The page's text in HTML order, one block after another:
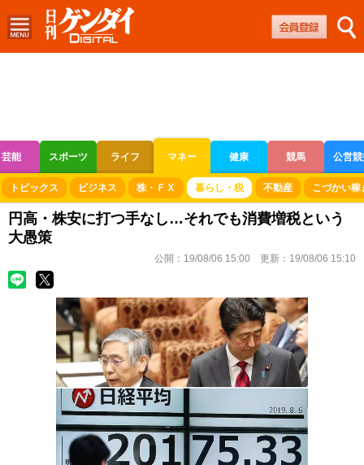
芸能 スポーツ ライフ マネー 健康 競馬 公営
ボートレース 競輪 オートレース
トピックス ビジネス 株・ＦＸ 暮らし・税 不動産 こづかい稼
円高・株安に打つ手なし…それでも消費増税という
大愚策
公開： 19/08/06 15:00 更新： 19/08/06 15:10